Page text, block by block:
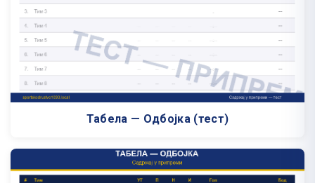
Табела — Одбојка (тест)